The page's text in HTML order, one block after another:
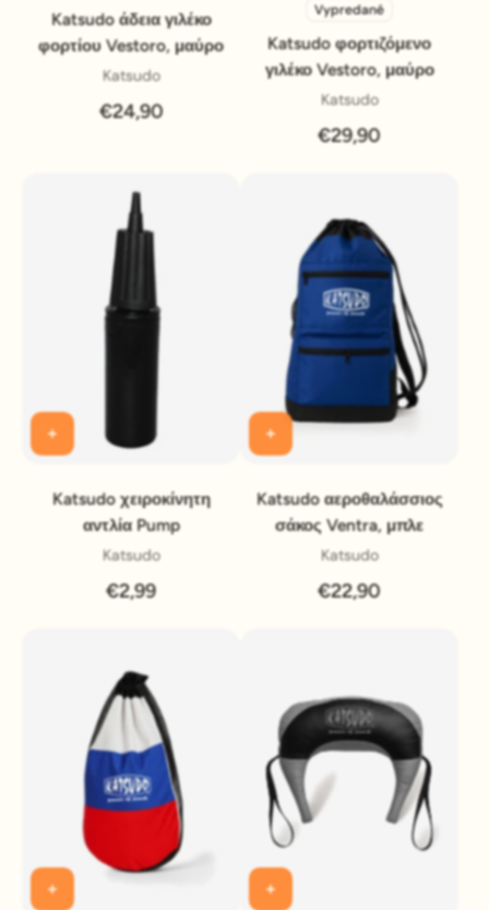
Katsudo άδεια γιλέκο
φορτίου Vestoro, μαύρο
Katsudo
€24,90
Vypredané
Katsudo φορτιζόμενο
γιλέκο Vestoro, μαύρο
Katsudo
€29,90
Katsudo χειροκίνητη
αντλία Pump
Katsudo
€2,99
Katsudo αεροθαλάσσιος
σάκος Ventra, μπλε
Katsudo
€22,90